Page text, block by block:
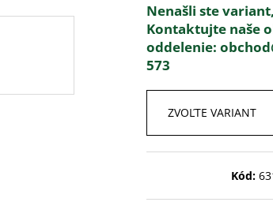
Nenašli ste
Kontaktujte naše
oddelenie:
573
ZVOĽTE VARIANT
Kód: